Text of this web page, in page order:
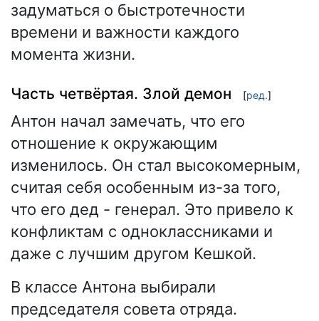
задуматься о быстротечности
времени и важности каждого
момента жизни.
Часть четвёртая. Злой демон [ред.]
Антон начал замечать, что его
отношение к окружающим
изменилось. Он стал высокомерным,
считая себя особенным из-за того,
что его дед - генерал. Это привело к
конфликтам с одноклассниками и
даже с лучшим другом Кешкой.
В классе Антона выбирали
председателя совета отряда.